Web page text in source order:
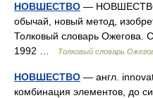
НОВШЕСТВО —
обычай, новый метод,
Толковый словарь
1992 …
Толковый словарь
НОВШЕСТВО — англ.
комбинация элементов, до